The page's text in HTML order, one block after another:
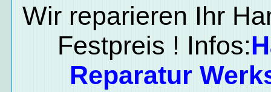
Wir reparieren Ihr
Festpreis ! Infos:
Reparatur